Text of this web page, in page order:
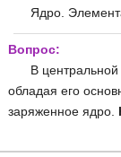
Ядро.
Вопрос:
В
обладая его
заряженное ядро.